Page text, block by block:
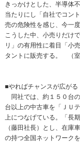
きっかけとした、半導体
当たりにし「自社でコン
売の危険性を感じ、今一
こうした中、小売りだけ
リ」の有用性に着目「小
タントに販売する。 （室
■やればチャンスが広が
同社では、約１５０台
台以上の中古車を「ＪＵ
上につなげている。「長
（藤田社長）とし、在庫
の持つ全国ネットワーク